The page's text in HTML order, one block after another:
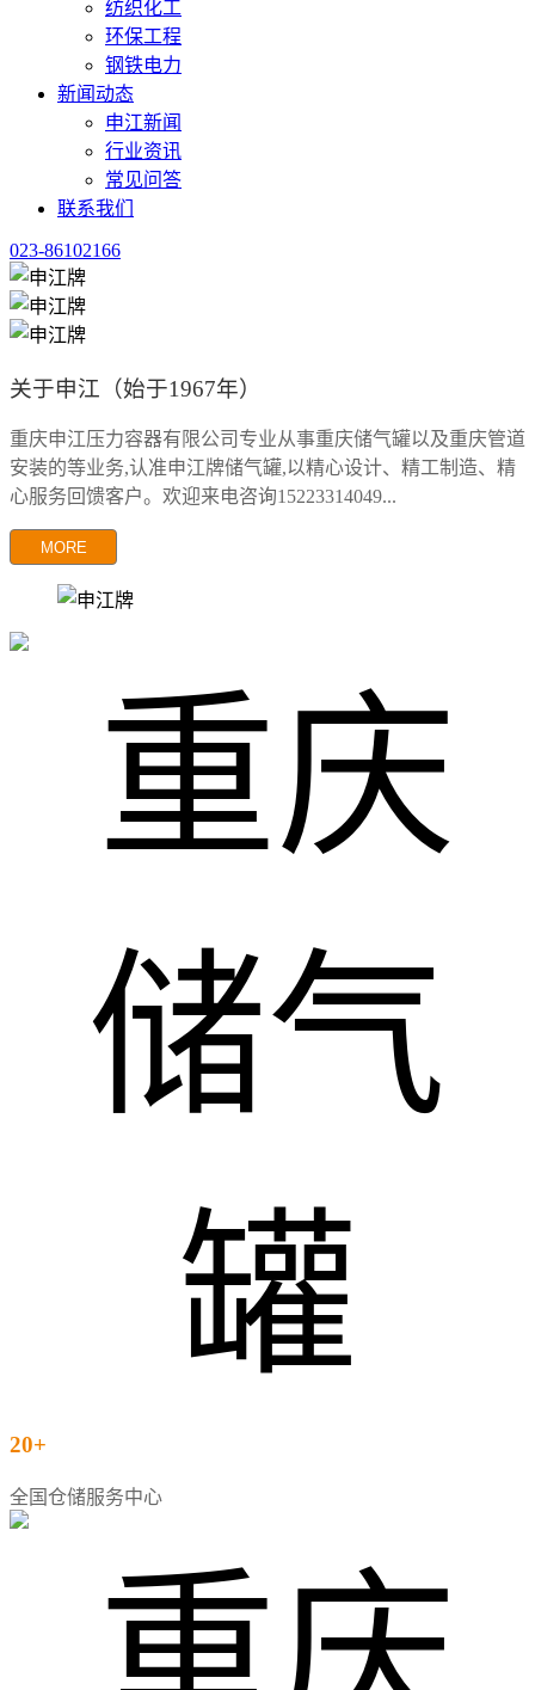
纺织化工
环保工程
钢铁电力
新闻动态
申江新闻
行业资讯
常见问答
联系我们
023-86102166
关于申江（始于1967年）
重庆申江压力容器有限公司专业从事重庆储气罐以及重庆管道
安装的等业务,认准申江牌储气罐,以精心设计、精工制造、精
心服务回馈客户。欢迎来电咨询15223314049...
MORE
20+
全国仓储服务中心